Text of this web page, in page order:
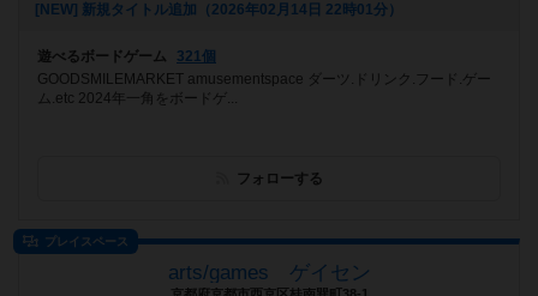
[NEW] 新規タイトル追加（2026年02月14日 22時01分）
遊べるボードゲーム
321個
GOODSMILEMARKET amusementspace ダーツ.ドリンク.フード.ゲー
ム.etc 2024年一角をボードゲ...
フォローする
プレイスペース
arts/games ゲイセン